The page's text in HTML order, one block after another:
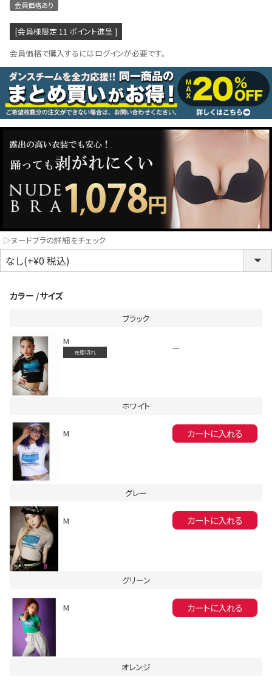
LINE連携でクーポンもらえる!!
同一商品まとめ買いキャンペーン
インスタ写真投稿キャンペーン！
会員登録でいつでもお得に
コスプレ
クリスマス
ランジェ
会員価格あり
[会員様限定 11 ポイント進呈 ]
会員価格で購入するにはログインが必要です。
▷ヌードブラの詳細をチェック
カラー サイズ
ブラック
M
在庫切れ —
ホワイト
M カートに入れる
グレー
M カートに入れる
グリーン
M カートに入れる
オレンジ